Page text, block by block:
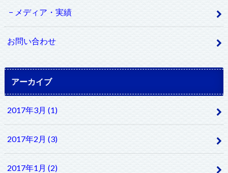
メディア・実績
お問い合わせ
アーカイブ
2017年3月 (1)
2017年2月 (3)
2017年1月 (2)